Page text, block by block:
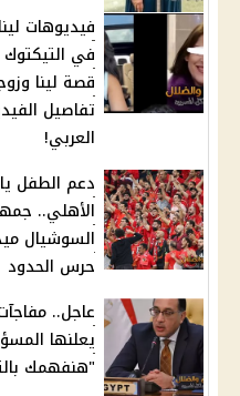
فيديوهات
في
قصة لينا
تفاصيل
العربي!
دعم الطفل
الأهلي..
السوشيال
حرس الحدود
عاجل..
يعلنها
"هنفهمك